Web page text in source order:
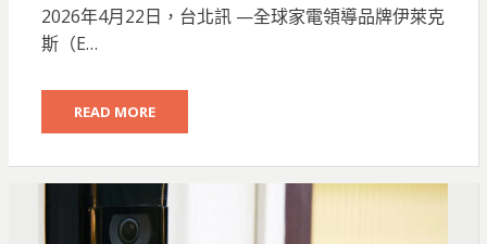
2026年4月22日，台北訊 —全球家電領導品牌伊萊克
斯（E…
READ MORE